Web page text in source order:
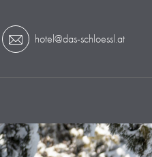
hotel@das-schloessl.at